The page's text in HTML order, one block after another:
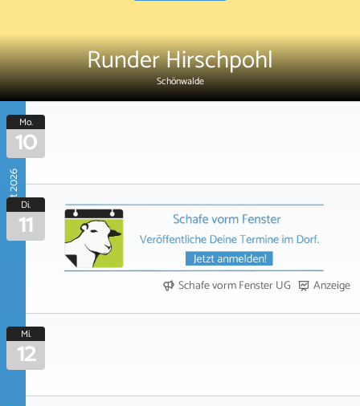
Runder Hirschpohl
Schönwalde
August 2026
Mo.
10
Di.
11
Schafe vorm Fenster UG Anzeige
Mi.
12